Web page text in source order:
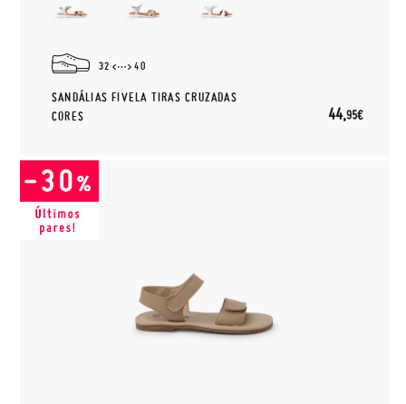
32 40
SANDÁLIAS FIVELA TIRAS CRUZADAS
CORES
44,95€